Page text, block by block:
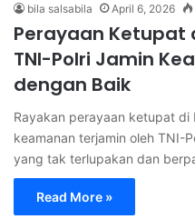
bila salsabila April 6, 2026
Perayaan Ketupat
TNI-Polri Jamin
dengan Baik
Rayakan perayaan ketupat di
keamanan terjamin oleh TNI-
yang tak terlupakan dan
Read More »